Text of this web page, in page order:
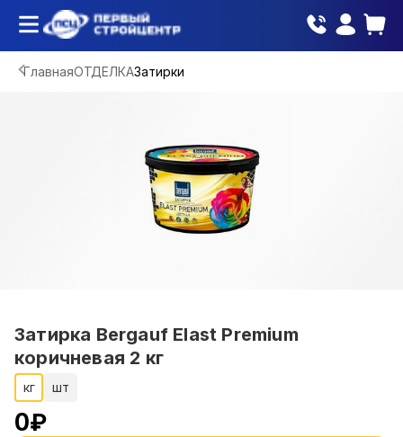
ГлавнаяОТДЕЛКАЗатирки
Затирка Bergauf Elast Premium
коричневая 2 кг
кг шт
0₽